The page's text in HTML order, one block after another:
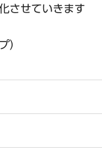
させていきます
）